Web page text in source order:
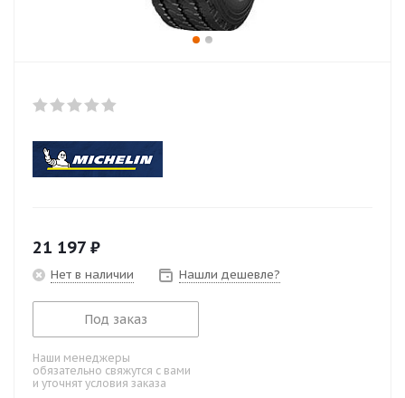
21 197 ₽
Нет в наличии Нашли дешевле?
Под заказ
Наши менеджеры
обязательно свяжутся с вами
и уточнят условия заказа